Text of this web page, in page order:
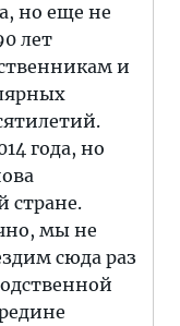
но еще не
лет
и
года, но
стране.
мы не
сюда раз